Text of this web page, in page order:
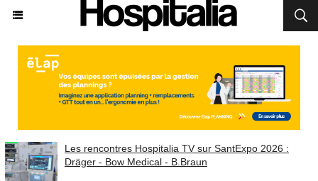
Les rencontres Hospitalia TV sur SantExpo 2026 :
Dräger - Bow Medical - B.Braun